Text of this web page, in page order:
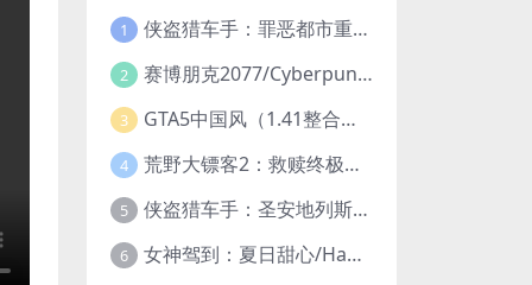
1 侠盗猎车手：罪恶都市重制版/Grand Theft Auto: Vice City – The Definitive Edition
2 赛博朋克2077/Cyberpunk 2077（更新v2.20全DLC）
3 GTA5中国风（1.41整合版1300辆真车+183位美女与英雄+200%存档）
4 荒野大镖客2：救赎终极版/大表哥2/Red Dead Redemption 2: Ultimate Edition（更新v1491.50终极版）
5 侠盗猎车手：圣安地列斯重制版/Grand Theft Auto: San Andreas – The Definitive Edition（更新v1.113.49697469）
6 女神驾到：夏日甜心/Happy Together（模拟器版-升级豪华终极珍藏版+全DLC）